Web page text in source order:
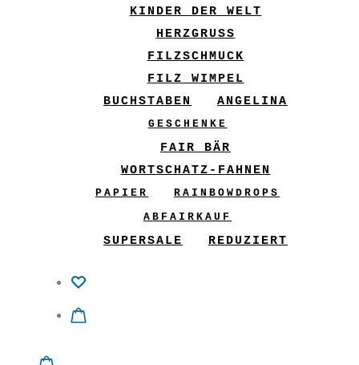
KINDER DER WELT
HERZGRUSS
FILZSCHMUCK
FILZ WIMPEL
BUCHSTABEN
ANGELINA
GESCHENKE
FAIR BÄR
WORTSCHATZ-FAHNEN
PAPIER
RAINBOWDROPS
ABFAIRKAUF
SUPERSALE REDUZIERT